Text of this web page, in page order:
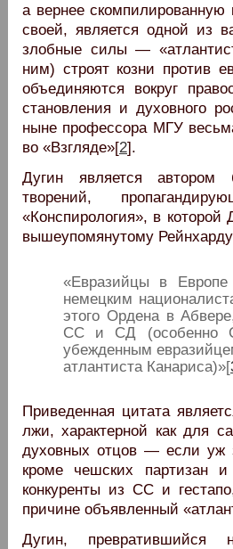
а вернее
своей, является одной из
злобные силы —
ним) строят козни против
объединяются вокруг
становления и духовного
ныне профессора МГУ
во «Взгляде»[2].
Дугин является автором
творений,
«Конспирология», в которой
вышеупомянутому
«Евразийцы в
немецким
этого Ордена в
СС и СД (особенно
убежденным
атлантиста Канариса)»[
Приведенная цитата
лжи, характерной как для
духовных отцов — если уж
кроме чешских партизан
конкуренты из СС и
причине объявленный
Дугин,